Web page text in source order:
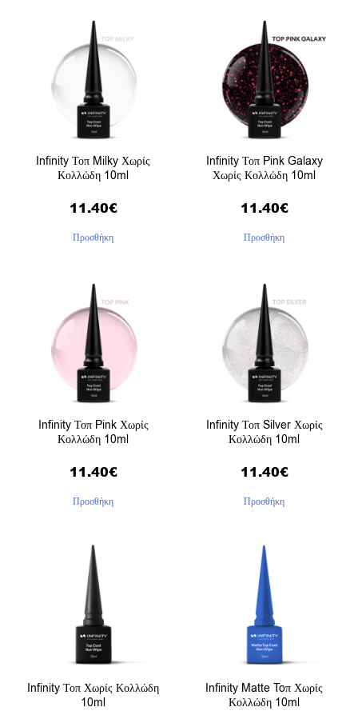
Infinity Τοπ Milky Χωρίς
Κολλώδη 10ml
11.40€
Προσθήκη
Infinity Τοπ Pink Galaxy
Χωρίς Κολλώδη 10ml
11.40€
Προσθήκη
Infinity Τοπ Pink Χωρίς
Κολλώδη 10ml
11.40€
Προσθήκη
Infinity Τοπ Silver Χωρίς
Κολλώδη 10ml
11.40€
Προσθήκη
Infinity Τοπ Χωρίς Κολλώδη
10ml
Infinity Matte Toπ Χωρίς
Κολλώδη 10ml